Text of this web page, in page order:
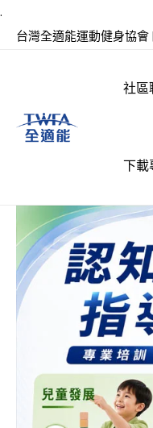
.
台灣全適能運動健身協
社區
下載